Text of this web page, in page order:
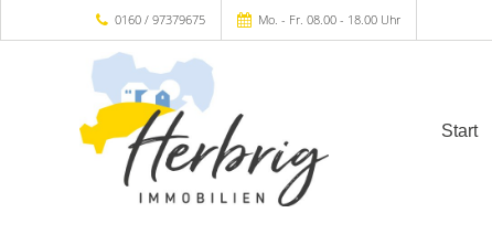
0160 / 97379675 Mo. - Fr. 08.00 - 18.00 Uhr
Start